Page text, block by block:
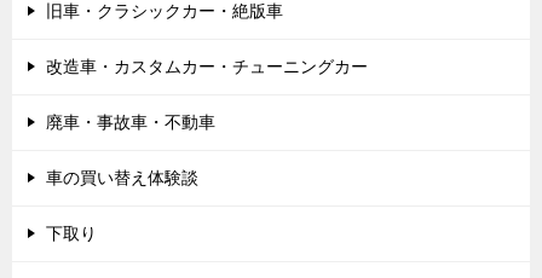
旧車・クラシックカー・絶版車
改造車・カスタムカー・チューニングカー
廃車・事故車・不動車
車の買い替え体験談
下取り